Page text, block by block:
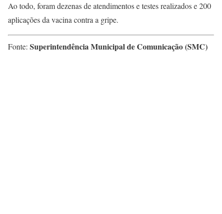
Ao todo, foram dezenas de atendimentos e testes realizados e 200
aplicações da vacina contra a gripe.
Fonte: Superintendência Municipal de Comunicação (SMC)